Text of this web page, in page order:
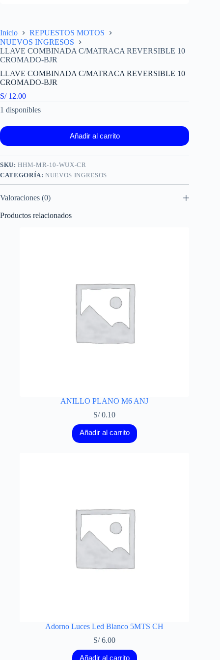
Inicio
REPUESTOS MOTOS
NUEVOS INGRESOS
LLAVE COMBINADA C/MATRACA REVERSIBLE 10
CROMADO-BJR
LLAVE COMBINADA C/MATRACA REVERSIBLE 10
CROMADO-BJR
S/12.00
1 disponibles
Añadir al carrito
SKU:HHM-MR-10-WUX-CR
CATEGORÍA:NUEVOS INGRESOS
Valoraciones (0)
Productos relacionados
ANILLO PLANO M6 ANJ
S/0.10
Añadir al carrito
Adorno Luces Led Blanco 5MTS CH
S/6.00
Añadir al carrito